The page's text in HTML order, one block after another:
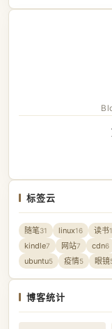
标签云
随笔31 linux16 读书
kindle7 网站7 cdn6
ubuntu5 疫情5 眼镜
博客统计